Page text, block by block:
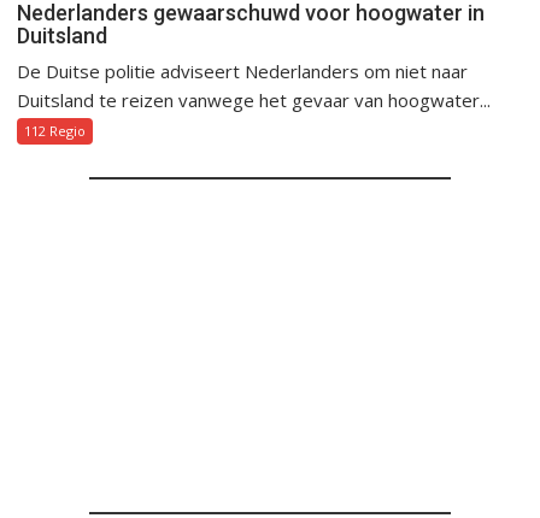
Nederlanders gewaarschuwd voor hoogwater in
Duitsland
De Duitse politie adviseert Nederlanders om niet naar
Duitsland te reizen vanwege het gevaar van hoogwater...
112 Regio